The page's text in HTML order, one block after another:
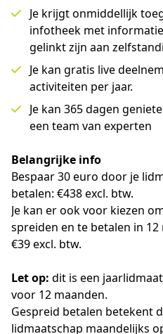
Je krijgt onmiddellijk
infotheek met
gelinkt zijn aan
Je kan gratis live
activiteiten per jaar.
Je kan 365 dagen
een team van experten
Belangrijke info
Bespaar 30 euro door je
betalen: €438 excl. btw.
Je kan er ook voor kiezen
spreiden en te betalen in
€39 excl. btw.
Let op: dit is een
voor 12 maanden.
Gespreid betalen betekent
lidmaatschap maandelijks